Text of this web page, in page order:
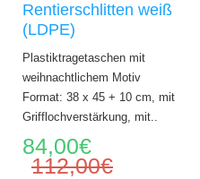
Rentierschlitten weiß
(LDPE)
Plastiktragetaschen mit
weihnachtlichem Motiv
Format: 38 x 45 + 10 cm, mit
Grifflochverstärkung, mit..
84,00€
112,00€